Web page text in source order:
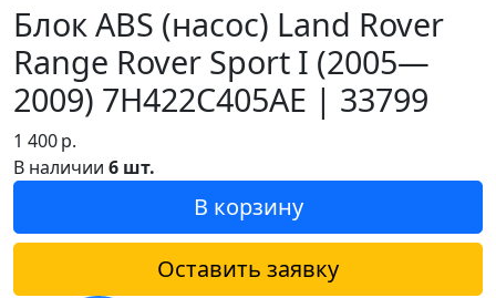
Блок ABS (насос) Land Rover
Range Rover Sport I (2005—
2009) 7H422C405AE | 33799
1 400р.
В наличии 6 шт.
В корзину
Оставить заявку